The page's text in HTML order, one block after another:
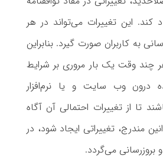
کند. این تغییرات می‌تواند در هر
به کاربران صورت گیرد. بنابراین
چند وقت یک بار مروری بر شرایط
درون وب سایت و یا نرم‌افزار
تا از تغییرات احتمالی آن آگاه
مندرج، تغییراتی ایجاد شود، در
می‌گردد.